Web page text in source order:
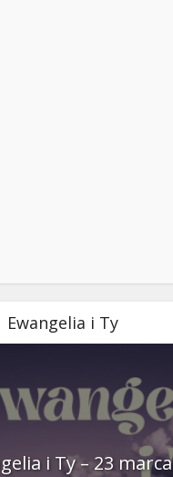
Ewangelia i Ty
i Ty – 23 marca